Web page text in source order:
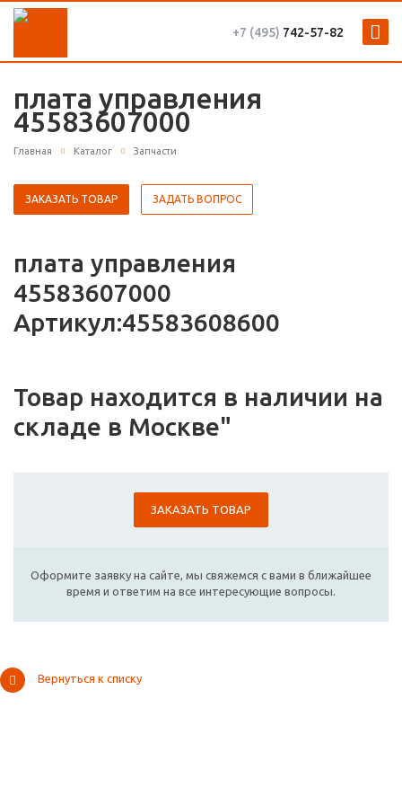
+7 (495) 742-57-82
плата управления
45583607000
Главная Каталог Запчасти
ЗАКАЗАТЬ ТОВАР ЗАДАТЬ ВОПРОС
плата управления
45583607000
Артикул:45583608600
Товар находится в наличии на
складе в Москве"
ЗАКАЗАТЬ ТОВАР
Оформите заявку на сайте, мы свяжемся с вами в ближайшее
время и ответим на все интересующие вопросы.
Вернуться к списку